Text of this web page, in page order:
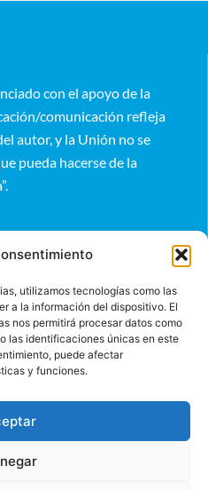
utilizamos tecnologías como las
a la información del dispositivo. El
nos permitirá procesar datos como
las identificaciones únicas en este
puede afectar
y funciones.
con el apoyo de la
comunicación refleja
autor, y la Unión no se
pueda hacerse de la